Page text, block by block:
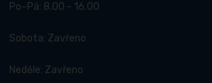
Po–Pá: 8.00 - 16.00
Sobota: Zavřeno
Neděle: Zavřeno